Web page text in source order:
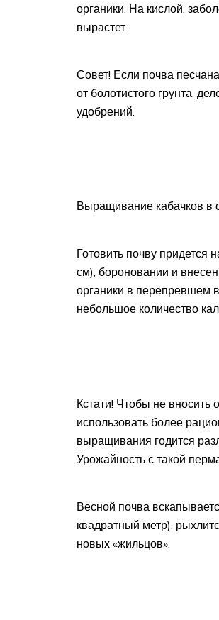
органики. На кислой,
вырастет.
Совет! Если почва
от болотистого грунта,
удобрений.
Выращивание кабачков в
Готовить почву придется
см), бороновании и
органики в перепревшем
небольшое количество
Кстати! Чтобы не вносить
использовать более
выращивания годится
Урожайность с такой
Весной почва
квадратный метр),
новых «жильцов».